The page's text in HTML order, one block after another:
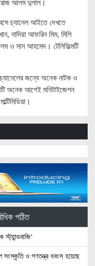
আলম দুলাল।
বসে চ্যানেল আইতে দেখতে
নাদিয়া আফরিন মিম, মিলি
ও সান আহমেদ। টেলিফিল্মটি
জন্যে অনেক নাটক ও
অনেক আগেই মনিটাইজেশন
পঠিত
সংস্কৃতি ও গণতন্ত্র ধবংস হয়েছে